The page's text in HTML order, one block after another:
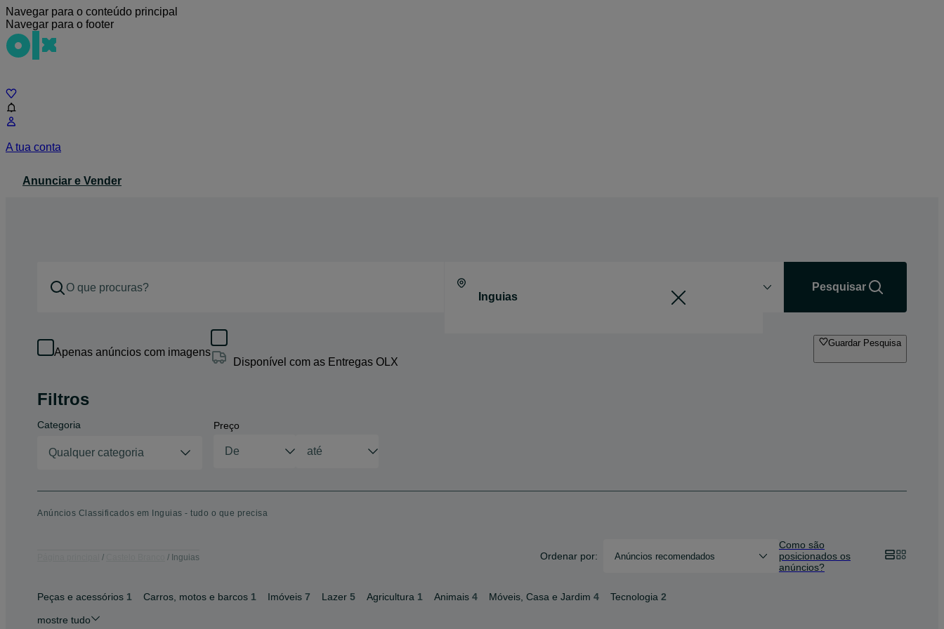
Navegar para o conteúdo principal
Navegar para o footer
A tua conta
Anunciar e Vender
Pesquisar
Apenas anúncios com imagens
Disponível com as Entregas OLX
Guardar Pesquisa
Filtros
Categoria
Qualquer categoria
Preço
Anúncios Classificados em Inguias - tudo o que precisa
Inguias Ordenar por: Anúncios recomendados
Como são
posicionados os
anúncios?
Peças e acessórios 1 Carros, motos e barcos 1 Imóveis 7 Lazer 5 Agricultura 1 Animais 4 Móveis, Casa e Jardim 4 Tecnologia 2
mostre tudo